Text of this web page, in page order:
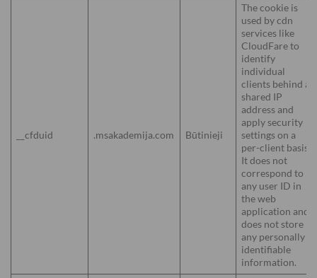
__cfduid .msakademija.com Būtinieji
The cookie is
used by cdn
services like
CloudFare to
identify
individual
clients behind a
shared IP
address and
apply security
settings on a
per-client basis.
It does not
correspond to
any user ID in
the web
application and
does not store
any personally
identifiable
information.